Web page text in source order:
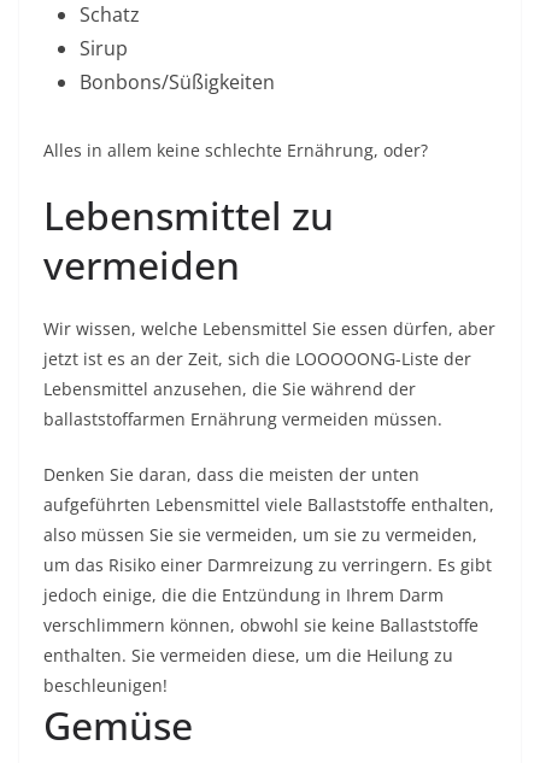
Schatz
Sirup
Bonbons/Süßigkeiten
Alles in allem keine schlechte Ernährung, oder?
Lebensmittel zu
vermeiden
Wir wissen, welche Lebensmittel Sie essen dürfen, aber
jetzt ist es an der Zeit, sich die LOOOOONG-Liste der
Lebensmittel anzusehen, die Sie während der
ballaststoffarmen Ernährung vermeiden müssen.
Denken Sie daran, dass die meisten der unten
aufgeführten Lebensmittel viele Ballaststoffe enthalten,
also müssen Sie sie vermeiden, um sie zu vermeiden,
um das Risiko einer Darmreizung zu verringern. Es gibt
jedoch einige, die die Entzündung in Ihrem Darm
verschlimmern können, obwohl sie keine Ballaststoffe
enthalten. Sie vermeiden diese, um die Heilung zu
beschleunigen!
Gemüse